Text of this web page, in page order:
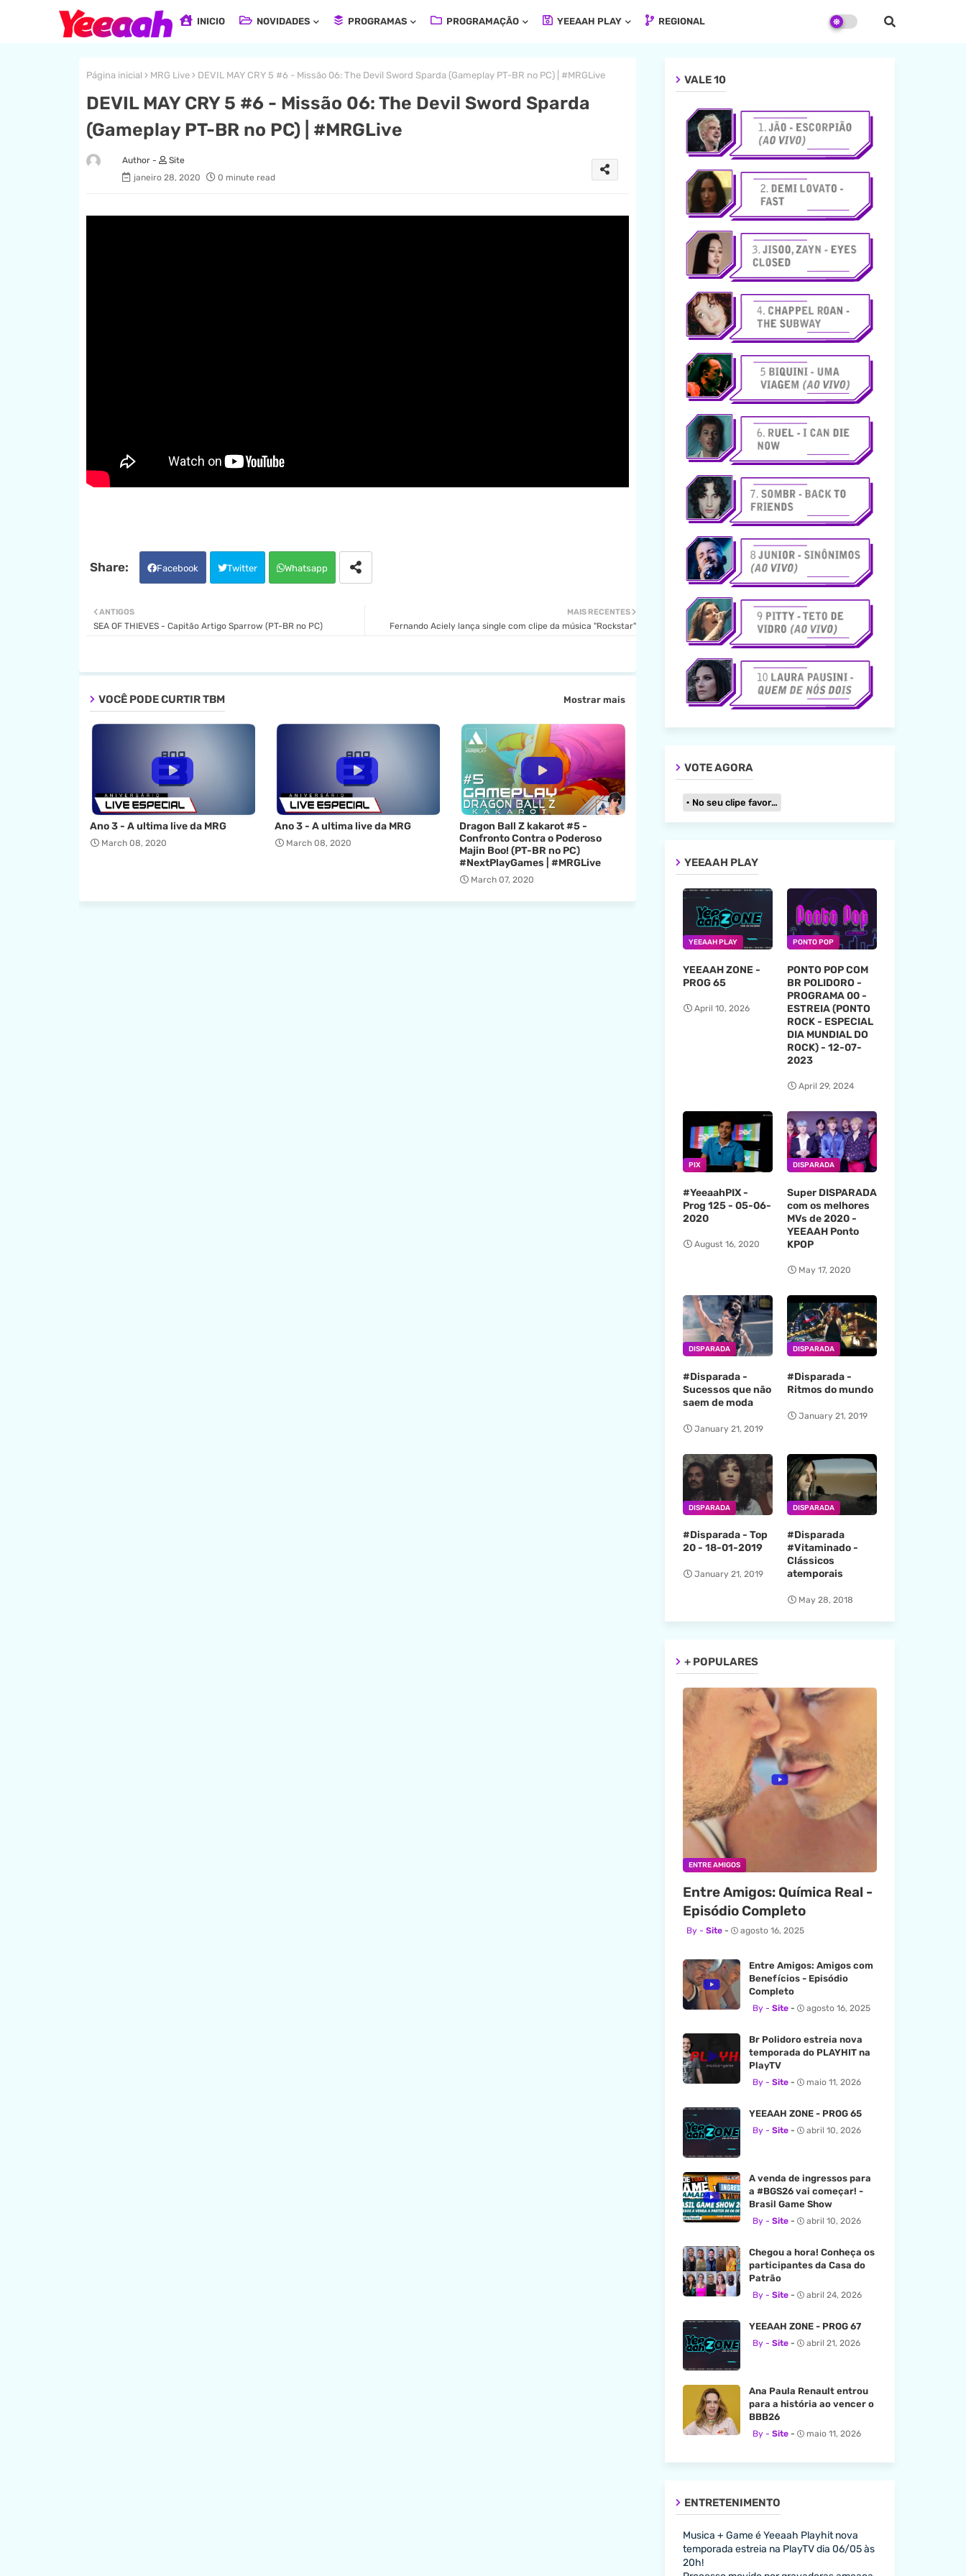
INICIO NOVIDADES PROGRAMAS PROGRAMAÇÃO YEEAAH PLAY REGIONAL
Página inicial MRG Live DEVIL MAY CRY 5 #6 - Missão 06: The Devil Sword Sparda (Gameplay PT-BR no PC) | #MRGLive
DEVIL MAY CRY 5 #6 - Missão 06: The Devil Sword Sparda
(Gameplay PT-BR no PC) | #MRGLive
Site
janeiro 28, 2020
0 minute read
Facebook Twitter Whatsapp
MAIS RECENTES
Fernando Aciely lança single com clipe da música "Rockstar"
ANTIGOS
SEA OF THIEVES - Capitão Artigo Sparrow (PT-BR no PC)
VOCÊ PODE CURTIR TBM Mostrar mais
Ano 3 - A ultima live da MRG
March 08, 2020
Ano 3 - A ultima live da MRG
March 08, 2020
Dragon Ball Z kakarot #5 -
Confronto Contra o Poderoso
Majin Boo! (PT-BR no PC)
#NextPlayGames | #MRGLive
March 07, 2020
VALE 10
VOTE AGORA
No seu clipe favorito
YEEAAH PLAY
YEEAAH PLAY
YEEAAH ZONE -
PROG 65
April 10, 2026
PONTO POP
PONTO POP COM
BR POLIDORO -
PROGRAMA 00 -
ESTREIA (PONTO
ROCK - ESPECIAL
DIA MUNDIAL DO
ROCK) - 12-07-
2023
April 29, 2024
PIX
#YeeaahPIX -
Prog 125 - 05-06-
2020
August 16, 2020
DISPARADA
Super DISPARADA
com os melhores
MVs de 2020 -
YEEAAH Ponto
KPOP
May 17, 2020
DISPARADA
#Disparada -
Sucessos que não
saem de moda
January 21, 2019
DISPARADA
#Disparada -
Ritmos do mundo
January 21, 2019
DISPARADA
#Disparada - Top
20 - 18-01-2019
January 21, 2019
DISPARADA
#Disparada
#Vitaminado -
Clássicos
atemporais
May 28, 2018
+ POPULARES
ENTRE AMIGOS
Entre Amigos: Química Real -
Episódio Completo
Site agosto 16, 2025
Entre Amigos: Amigos com
Benefícios - Episódio
Completo
Site agosto 16, 2025
Br Polidoro estreia nova
temporada do PLAYHIT na
PlayTV
Site maio 11, 2026
YEEAAH ZONE - PROG 65
Site abril 10, 2026
A venda de ingressos para
a #BGS26 vai começar! -
Brasil Game Show
Site abril 10, 2026
Chegou a hora! Conheça os
participantes da Casa do
Patrão
Site abril 24, 2026
YEEAAH ZONE - PROG 67
Site abril 21, 2026
Ana Paula Renault entrou
para a história ao vencer o
BBB26
Site maio 11, 2026
ENTRETENIMENTO
Musica + Game é Yeeaah Playhit nova
temporada estreia na PlayTV dia 06/05 às
20h!